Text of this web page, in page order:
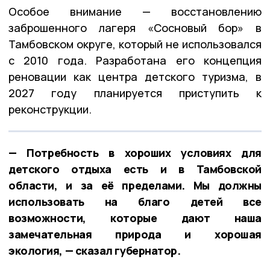
Особое внимание — восстановлению
заброшенного лагеря «Сосновый бор» в
Тамбовском округе, который не использовался
с 2010 года. Разработана его концепция
реновации как центра детского туризма, в
2027 году планируется приступить к
реконструкции.
— Потребность в хороших условиях для
детского отдыха есть и в Тамбовской
области, и за её пределами. Мы должны
использовать на благо детей все
возможности, которые дают наша
замечательная природа и хорошая
экология, — сказал губернатор.